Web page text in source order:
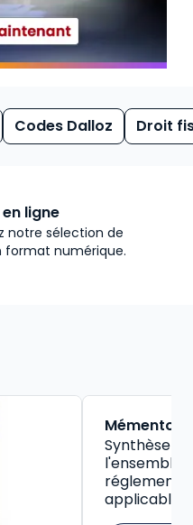
Codes Dalloz Droit
ligne
notre sélection de
format numérique.
BEST-SELLER
Mémento
Synthèse
l'ensemble
applicable